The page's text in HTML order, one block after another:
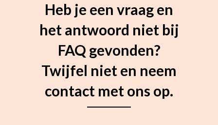
Heb je een vraag en
het antwoord niet bij
FAQ gevonden?
Twijfel niet en neem
contact met ons op.